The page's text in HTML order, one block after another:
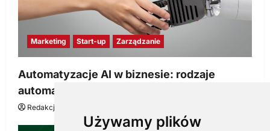
Używamy plików
Marketing Start-up Zarządzanie
Automatyzacje AI w biznesie: rodzaje
automatyzacji i korzyści dla Twojej firmy
Redakcja KnowMore.pl